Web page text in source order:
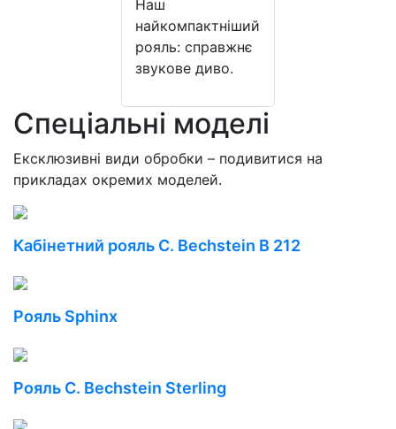
Наш
найкомпактніший
рояль: справжнє
звукове диво.
Спеціальні моделі
Ексклюзивні види обробки – подивитися на
прикладах окремих моделей.
Кабінетний рояль C. Bechstein B 212
Рояль Sphinx
Рояль C. Bechstein Sterling